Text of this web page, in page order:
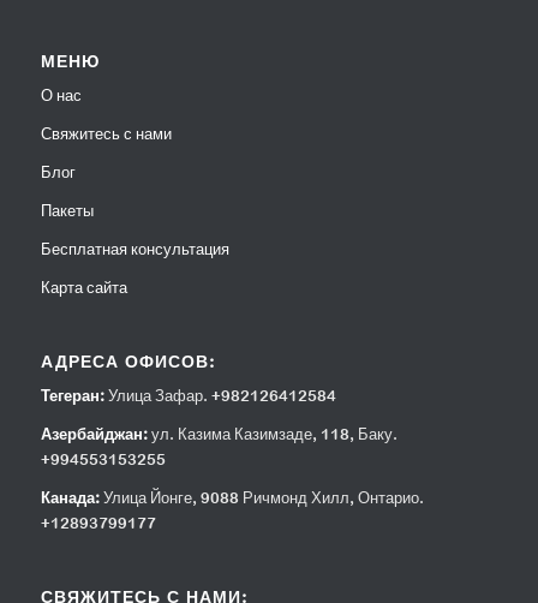
МЕНЮ
О нас
Свяжитесь с нами
Блог
Пакеты
Бесплатная консультация
Карта сайта
АДРЕСА ОФИСОВ:
Тегеран:Улица Зафар. +982126412584
Азербайджан: ул. Казима Казимзаде, 118, Баку.
+994553153255
Канада:Улица Йонге, 9088 Ричмонд Хилл, Онтарио.
+12893799177
СВЯЖИТЕСЬ С НАМИ: